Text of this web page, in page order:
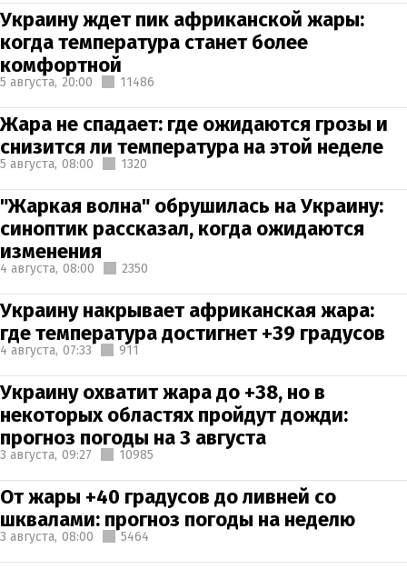
Украину ждет пик африканской жары:
когда температура станет более
комфортной
5 августа, 20:00 11486
Жара не спадает: где ожидаются грозы и
снизится ли температура на этой неделе
5 августа, 08:00 1320
"Жаркая волна" обрушилась на Украину:
синоптик рассказал, когда ожидаются
изменения
4 августа, 08:00 2350
Украину накрывает африканская жара:
где температура достигнет +39 градусов
4 августа, 07:33 911
Украину охватит жара до +38, но в
некоторых областях пройдут дожди:
прогноз погоды на 3 августа
3 августа, 09:27 10985
От жары +40 градусов до ливней со
шквалами: прогноз погоды на неделю
3 августа, 08:00 5464